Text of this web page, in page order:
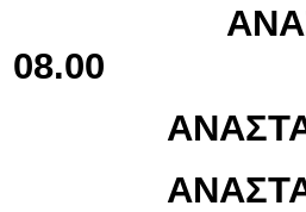
ΑΝΑΣΤΑΣΗ
08.00
ΑΝΑΣΤΑΣΗ
ΑΝΑΣΤΑΣΗ